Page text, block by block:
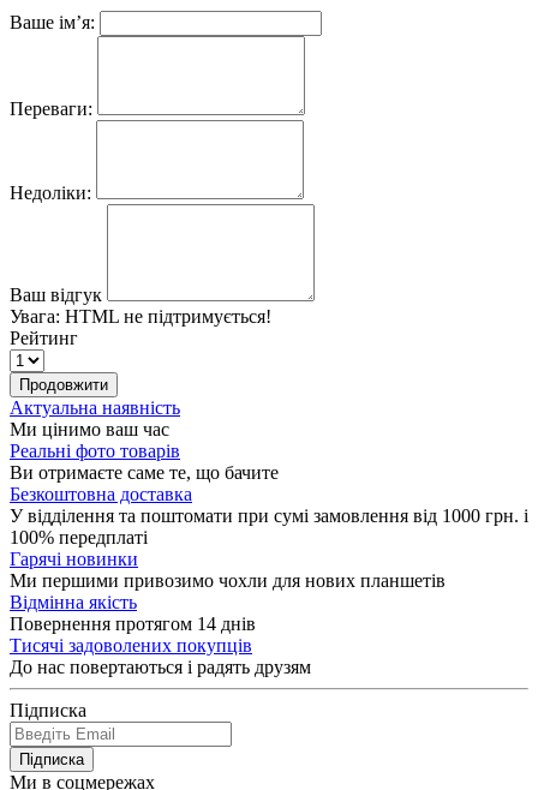
Ваше ім’я:
Переваги:
Недоліки:
Ваш відгук
Увага: HTML не підтримується!
Рейтинг
Продовжити
Актуальна наявність
Ми цінимо ваш час
Реальні фото товарів
Ви отримаєте саме те, що бачите
Безкоштовна доставка
У відділення та поштомати при сумі замовлення від 1000 грн. і
100% передплаті
Гарячі новинки
Ми першими привозимо чохли для нових планшетів
Відмінна якість
Повернення протягом 14 днів
Тисячі задоволених покупців
До нас повертаються і радять друзям
Підписка
Підписка
Ми в соцмережах